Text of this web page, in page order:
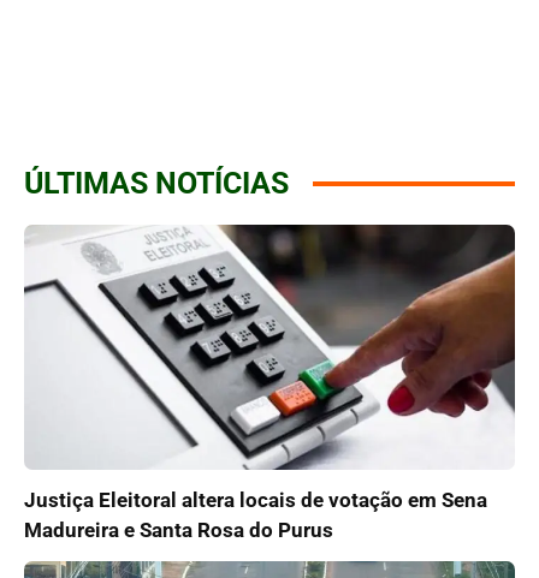
ÚLTIMAS NOTÍCIAS
Justiça Eleitoral altera locais de votação em Sena
Madureira e Santa Rosa do Purus